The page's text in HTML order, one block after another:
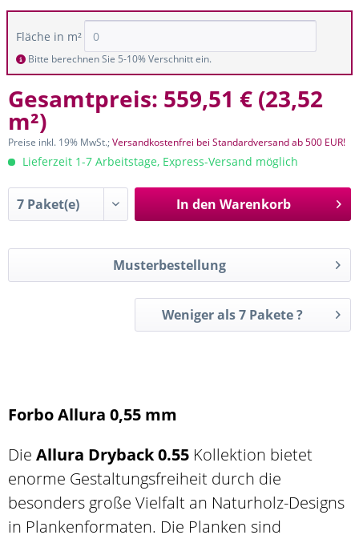
Fläche in m²
Bitte berechnen Sie 5-10% Verschnitt ein.
Gesamtpreis: 559,51 € (23,52
m²)
Preise inkl. 19% MwSt.;Versandkostenfrei bei Standardversand ab 500 EUR!
Lieferzeit 1-7 Arbeitstage, Express-Versand möglich
In den Warenkorb
Musterbestellung
Weniger als 7 Pakete ?
Forbo Allura 0,55 mm
Die Allura Dryback 0.55 Kollektion bietet
enorme Gestaltungsfreiheit durch die
besonders große Vielfalt an Naturholz-Designs
in Plankenformaten. Die Planken sind